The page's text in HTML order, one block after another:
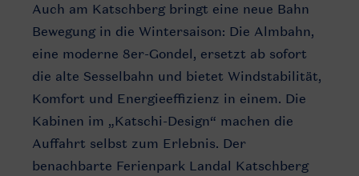
Auch am Katschberg bringt eine neue Bahn
Bewegung in die Wintersaison: Die Almbahn,
eine moderne 8er-Gondel, ersetzt ab sofort
die alte Sesselbahn und bietet Windstabilität,
Komfort und Energieeffizienz in einem. Die
Kabinen im „Katschi-Design“ machen die
Auffahrt selbst zum Erlebnis. Der
benachbarte Ferienpark Landal Katschberg